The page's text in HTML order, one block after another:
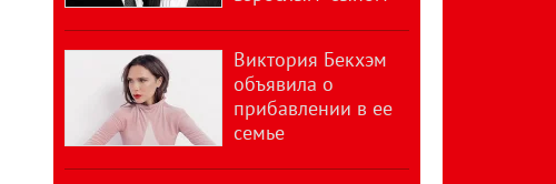
Виктория Бекхэм
объявила о
прибавлении в ее
семье